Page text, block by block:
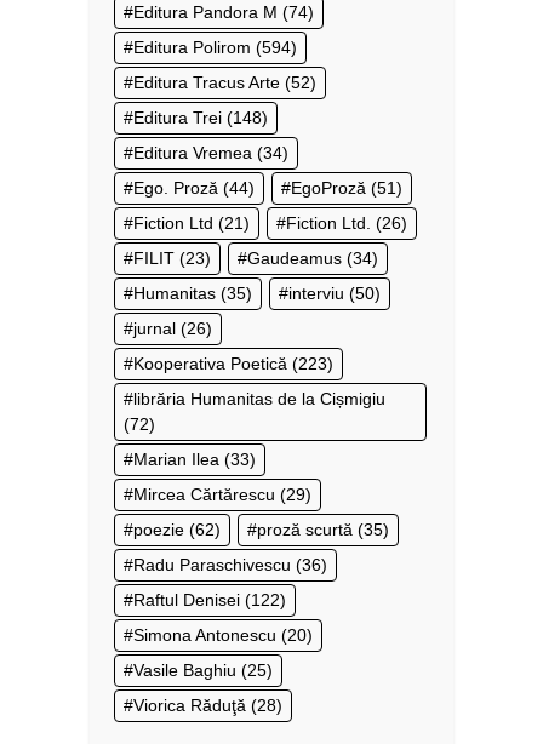
Editura Pandora M (74)
Editura Polirom (594)
Editura Tracus Arte (52)
Editura Trei (148)
Editura Vremea (34)
Ego. Proză (44) EgoProză (51)
Fiction Ltd (21) Fiction Ltd. (26)
FILIT (23) Gaudeamus (34)
Humanitas (35) interviu (50)
jurnal (26)
Kooperativa Poetică (223)
librăria Humanitas de la Cișmigiu
(72)
Marian Ilea (33)
Mircea Cărtărescu (29)
poezie (62) proză scurtă (35)
Radu Paraschivescu (36)
Raftul Denisei (122)
Simona Antonescu (20)
Vasile Baghiu (25)
Viorica Răduţă (28)